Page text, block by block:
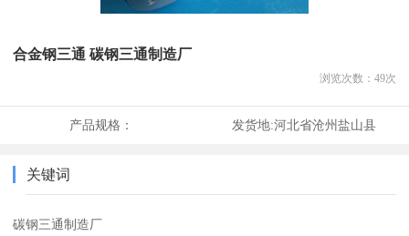
合金钢三通 碳钢三通制造厂
浏览次数： 49次
产品规格： 发货地:河北省沧州盐山县
关键词
碳钢三通制造厂